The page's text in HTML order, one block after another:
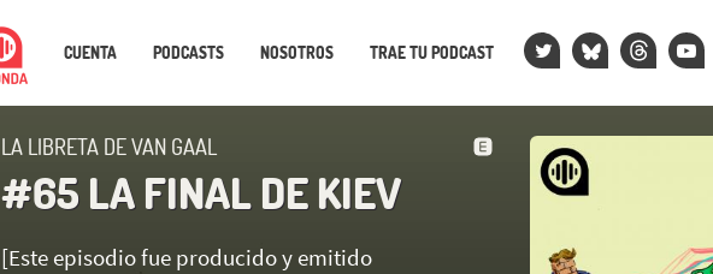
CUENTA PODCASTS NOSOTROS TRAE TU PODCAST
LA LIBRETA DE VAN GAAL
#65 LA FINAL DE KIEV
[Este episodio fue producido y emitido